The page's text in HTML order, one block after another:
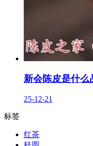
新会陈皮是什
25-12-21
标签
红茶